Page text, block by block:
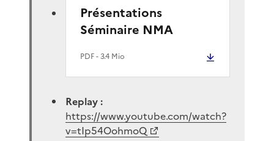
Présentations
Séminaire NMA
PDF- 3.4 Mio
Replay :
https://www.youtube.com/watch?
v=tIp54OohmoQ